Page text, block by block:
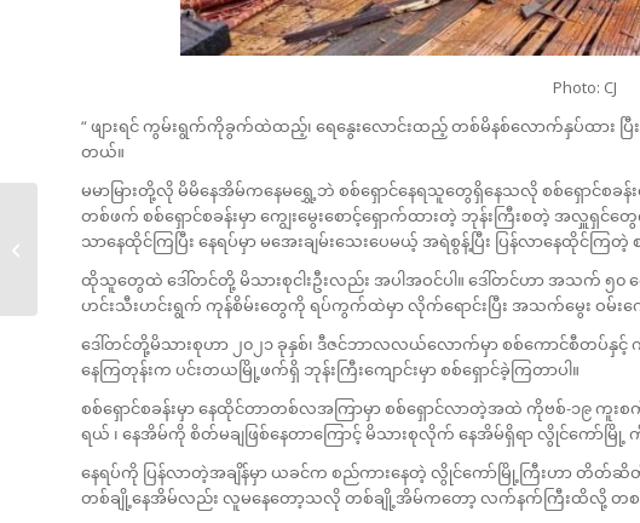
Photo: CJ
“ ဖျားရင် ကွမ်းရွက်ကိုခွက်ထဲထည့်၊ ရေနွေးလောင်းထည့် တစ်မိနစ်လောက်နှပ်ထား ပ
တယ်။
မမာမြားတို့လို မိမိနေအိမ်ကနေမရွှေ့ဘဲ စစ်ရှောင်နေရသူတွေရှိနေသလို စစ်ရှောင်စခန်း
တစ်ဖက် စစ်ရှောင်စခန်းမှာ ကျွေးမွေးစောင့်ရှောက်ထားတဲ့ ဘုန်းကြီးစတဲ့ အလှူရှင်
သာနေထိုင်ကြပြီး နေရပ်မှာ မအေးချမ်းသေးပေမယ့် အရဲစွန့်ပြီး ပြန်လာနေထိုင်ကြ
ထိုသူတွေထဲ ဒေါ်တင်တို့ မိသားစုငါးဦးလည်း အပါအဝင်ပါ။ ဒေါ်တင်ဟာ အသက် ၅၀ က
ဟင်းသီးဟင်းရွက် ကုန်စိမ်းတွေကို ရပ်ကွက်ထဲမှာ လိုက်ရောင်းပြီး အသက်မွေး ဝမ်းကျ
ဒေါ်တင်တို့မိသားစုဟာ ၂၀၂၁ ခုနှစ်၊ ဒီဇင်ဘာလလယ်လောက်မှာ စစ်ကောင်စီတပ်နှ
နေကြတုန်းက ပင်းတယမြို့ဖက်ရှိ ဘုန်းကြီးကျောင်းမှာ စစ်ရှောင်ခဲ့ကြတာပါ။
စစ်ရှောင်စခန်းမှာ နေထိုင်တာတစ်လအကြာမှာ စစ်ရှောင်လာတဲ့အထဲ ကိုဗစ်-၁၉ ကူးစ
ရယ် ၊ နေအိမ်ကို စိတ်မချဖြစ်နေတာကြောင့် မိသားစုလိုက် နေအိမ်ရှိရာ လွိုင်ကော်မြို့
နေရပ်ကို ပြန်လာတဲ့အချိန်မှာ ယခင်က စည်ကားနေတဲ့ လွိုင်ကော်မြို့ကြီးဟာ တိတ်ဆိတ်
တစ်ချို့နေအိမ်လည်း လူမနေတော့သလို တစ်ချို့အိမ်ကတော့ လက်နက်ကြီးထိလို့ တစစီ
ရှေးအစဉ်အလာအောက်
က ရုန်းထွက်ခဲ့တဲ့...